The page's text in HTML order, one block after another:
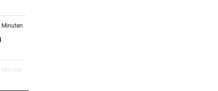
Minuten
Minuten